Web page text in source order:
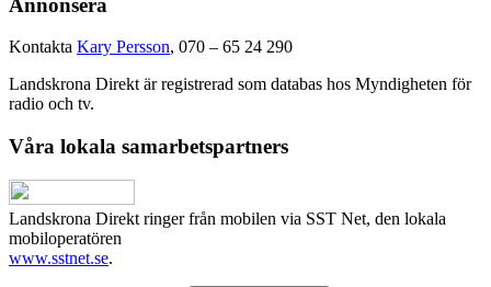
Kontakta Kary Persson, 070 – 65 24 290
Landskrona Direkt är registrerad som databas hos Myndigheten för
radio och tv.
Våra lokala samarbetspartners
Landskrona Direkt ringer från mobilen via SST Net, den lokala
mobiloperatören
www.sstnet.se.